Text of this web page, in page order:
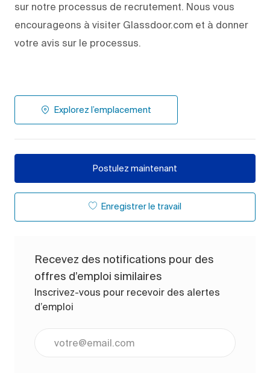
sur notre processus de recrutement. Nous vous
encourageons à visiter Glassdoor.com et à donner
votre avis sur le processus.
Explorez l’emplacement
Postulez maintenant
Enregistrer le travail
Recevez des notifications pour des
offres d’emploi similaires
Inscrivez-vous pour recevoir des alertes
d’emploi